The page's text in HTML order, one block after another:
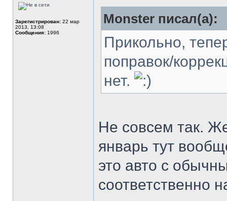
Зарегистрирован: 22 мар
2013, 13:08
Сообщения: 1996
Monster писал(а):
Прикольно,
поправок/
нет.
Не совсем так.
январь тут
это авто с
соответственно